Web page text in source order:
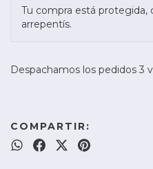
Tu compra está protegida,
arrepentís.
Despachamos los pedidos 3
COMPARTIR: